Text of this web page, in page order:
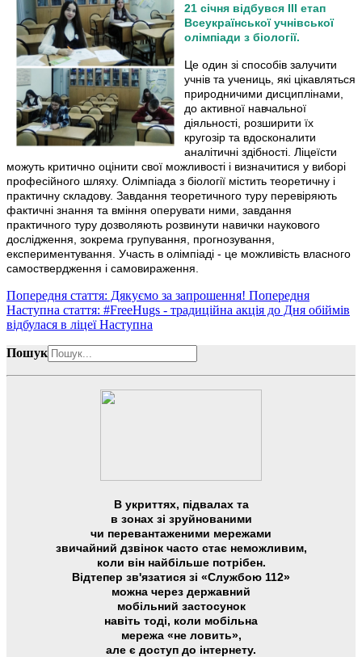
21 січня відбувся ІІІ етап
Всеукраїнської учнівської
олімпіади з біології.
Це один зі способів залучити
учнів та учениць, які цікавляться
природничими дисциплінами,
до активної навчальної
діяльності, розширити їх
кругозір та вдосконалити
аналітичні здібності. Ліцеїсти
можуть критично оцінити свої можливості і визначитися у виборі
професійного шляху. Олімпіада з біології містить теоретичну і
практичну складову. Завдання теоретичного туру перевіряють
фактичні знання та вміння оперувати ними, завдання
практичного туру дозволяють розвинути навички наукового
дослідження, зокрема групування, прогнозування,
експериментування. Участь в олімпіаді - це можливість власного
самоствердження і самовираження.
Попередня стаття: Дякуємо за запрошення! Попередня
Наступна стаття: #FreeHugs - традиційна акція до Дня обіймів
відбулася в ліцеїНаступна
Пошук
В укриттях, підвалах та
в зонах зі зруйнованими
чи перевантаженими мережами
звичайний дзвінок часто стає неможливим,
коли він найбільше потрібен.
Відтепер зв'язатися зі «Службою 112»
можна через державний
мобільний застосунок
навіть тоді, коли мобільна
мережа «не ловить»,
але є доступ до інтернету.